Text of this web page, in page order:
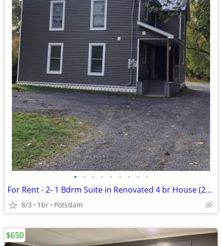
• • • • • • • • •
For Rent - 2- 1 Bdrm Suite in Renovated 4 br House (26-27) (105)
8/3 1br Potsdam
$650